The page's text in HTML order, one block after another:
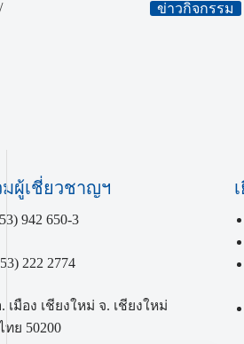
ข่าวกิจกรรม
ผู้เชี่ยวชาญฯ
942 650-3
222 2774
เมือง เชียงใหม่ จ. เชียงใหม่
ทย 50200